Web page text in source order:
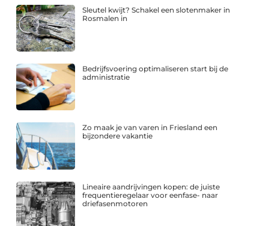
Sleutel kwijt? Schakel een slotenmaker in
Rosmalen in
Bedrijfsvoering optimaliseren start bij de
administratie
Zo maak je van varen in Friesland een
bijzondere vakantie
Lineaire aandrijvingen kopen: de juiste
frequentieregelaar voor eenfase- naar
driefasenmotoren